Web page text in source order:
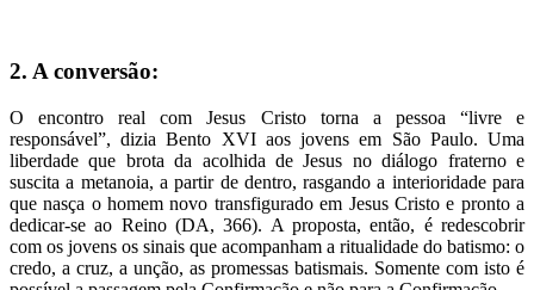
2. A conversão:
O encontro real com Jesus Cristo torna a pessoa “livre e
responsável”, dizia Bento XVI aos jovens em São Paulo. Uma
liberdade que brota da acolhida de Jesus no diálogo fraterno e
suscita a metanoia, a partir de dentro, rasgando a interioridade para
que nasça o homem novo transfigurado em Jesus Cristo e pronto a
dedicar-se ao Reino (DA, 366). A proposta, então, é redescobrir
com os jovens os sinais que acompanham a ritualidade do batismo: o
credo, a cruz, a unção, as promessas batismais. Somente com isto é